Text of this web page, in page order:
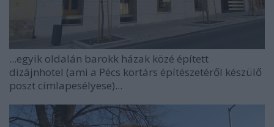
...egyik oldalán barokk házak közé épített
dizájnhotel (ami a Pécs kortárs építészetéről készülő
poszt címlapesélyese)...